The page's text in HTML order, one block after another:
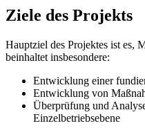
Ziele des Projekts
Hauptziel des Projektes ist es,
beinhaltet insbesondere:
Entwicklung einer
Entwicklung von
Überprüfung und
Einzelbetriebsebene